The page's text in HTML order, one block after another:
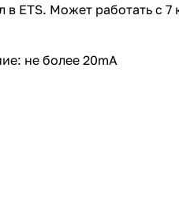
ETS. Может работать с
не более 20mA